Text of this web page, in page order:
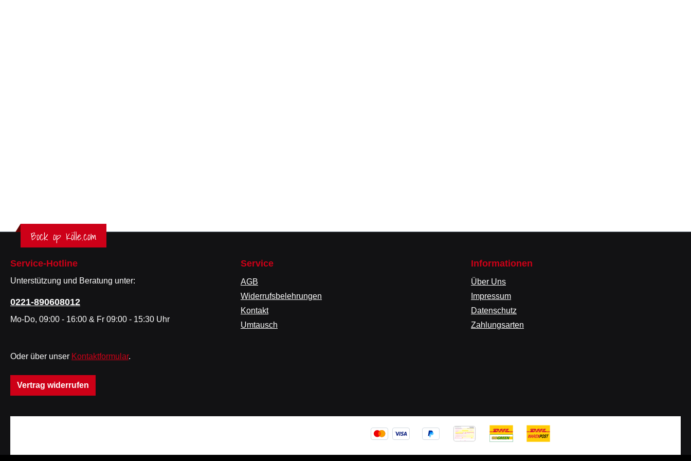
Bock op Kölle.com
Service-Hotline
Unterstützung und Beratung unter:
0221-890608012
Mo-Do, 09:00 - 16:00 & Fr 09:00 - 15:30 Uhr
Oder über unser Kontaktformular.
Vertrag widerrufen
Service
AGB
Widerrufsbelehrungen
Kontakt
Umtausch
Informationen
Über Uns
Impressum
Datenschutz
Zahlungsarten